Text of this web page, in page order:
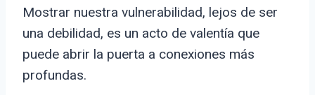
Mostrar nuestra vulnerabilidad, lejos de ser
una debilidad, es un acto de valentía que
puede abrir la puerta a conexiones más
profundas.